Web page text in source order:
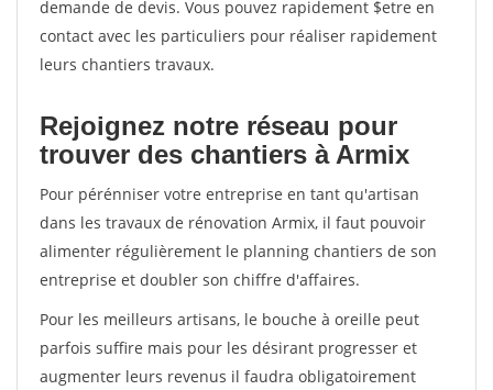
demande de devis. Vous pouvez rapidement $etre en
contact avec les particuliers pour réaliser rapidement
leurs chantiers travaux.
Rejoignez notre réseau pour
trouver des chantiers à Armix
Pour pérénniser votre entreprise en tant qu'artisan
dans les travaux de rénovation Armix, il faut pouvoir
alimenter régulièrement le planning chantiers de son
entreprise et doubler son chiffre d'affaires.
Pour les meilleurs artisans, le bouche à oreille peut
parfois suffire mais pour les désirant progresser et
augmenter leurs revenus il faudra obligatoirement